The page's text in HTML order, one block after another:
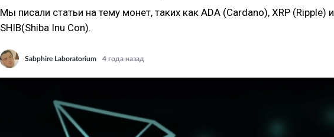
Мы писали статьи на тему монет, таких как ADA (Cardano), XRP (Ripple) и
SHIB(Shiba Inu Con).
Sabphire Laboratorium 4 года назад